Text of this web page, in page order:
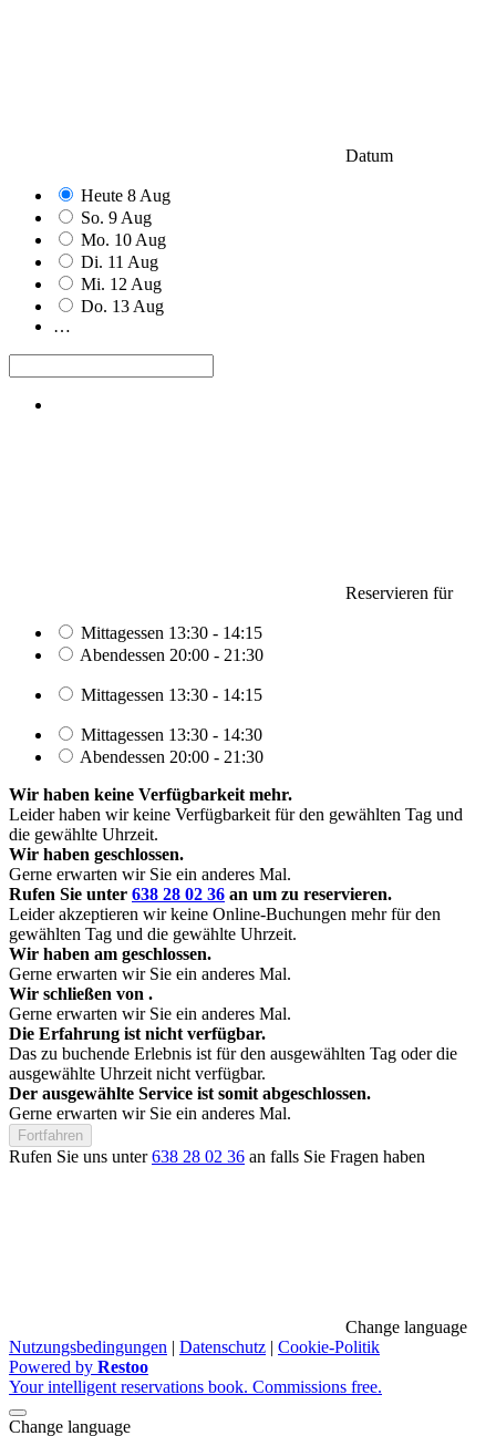
Datum
Heute 8 Aug
So. 9 Aug
Mo. 10 Aug
Di. 11 Aug
Mi. 12 Aug
Do. 13 Aug
…
Reservieren für
Mittagessen 13:30 - 14:15
Abendessen 20:00 - 21:30
Mittagessen 13:30 - 14:15
Mittagessen 13:30 - 14:30
Abendessen 20:00 - 21:30
Wir haben keine Verfügbarkeit mehr.
Leider haben wir keine Verfügbarkeit für den gewählten Tag und
die gewählte Uhrzeit.
Wir haben geschlossen.
Gerne erwarten wir Sie ein anderes Mal.
Rufen Sie unter 638 28 02 36 an um zu reservieren.
Leider akzeptieren wir keine Online-Buchungen mehr für den
gewählten Tag und die gewählte Uhrzeit.
Wir haben am geschlossen.
Gerne erwarten wir Sie ein anderes Mal.
Wir schließen von .
Gerne erwarten wir Sie ein anderes Mal.
Die Erfahrung ist nicht verfügbar.
Das zu buchende Erlebnis ist für den ausgewählten Tag oder die
ausgewählte Uhrzeit nicht verfügbar.
Der ausgewählte Service ist somit abgeschlossen.
Gerne erwarten wir Sie ein anderes Mal.
Fortfahren
Rufen Sie uns unter638 28 02 36 an falls Sie Fragen haben
Change language
Nutzungsbedingungen | Datenschutz | Cookie-Politik
Powered by Restoo
Your intelligent reservations book. Commissions free.
Change language